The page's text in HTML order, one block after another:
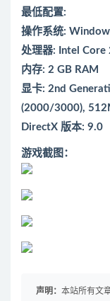
最低配置:
操作系统:
处理器: Intel Core
内存: 2 GB RAM
显卡: 2nd
(2000/3000),
DirectX 版本: 9.0
游戏截图：
声明： 本站所有文